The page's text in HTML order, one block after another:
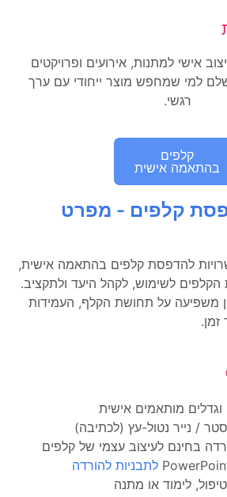
אישי למתנות, אירועים ופרויקטים
למי שמחפש מוצר ייחודי עם ערך
רגשי.
קלפים
בהתאמה אישית
קלפים - מפרט
להדפסת קלפים בהתאמה אישית,
לשימוש, לקהל היעד ולתקציב.
משפיעה על תחושת הקלף, העמידות
מותאמים אישית
/ נייר נטול-עץ (לכתיבה)
בחינם לעיצוב עצמי של קלפים
לתבניות להורדה
לימוד או מתנה